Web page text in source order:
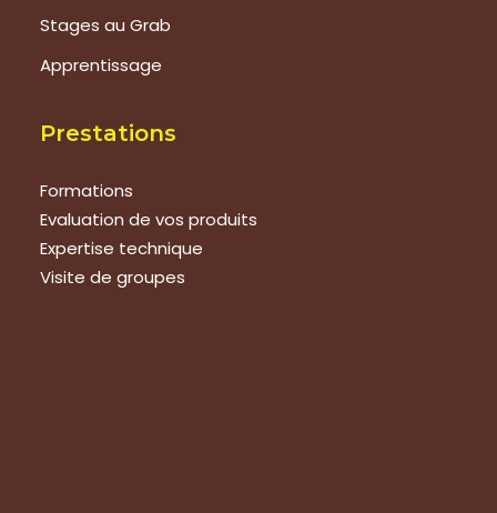
Stages au Grab
Apprentissage
Prestations
Formations
Evaluation de vos produits
Expertise technique
Visite de groupes